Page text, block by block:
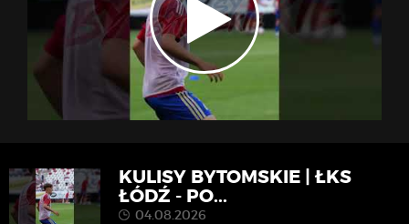
KULISY BYTOMSKIE | ŁKS
ŁÓDŹ - PO...
04.08.2026